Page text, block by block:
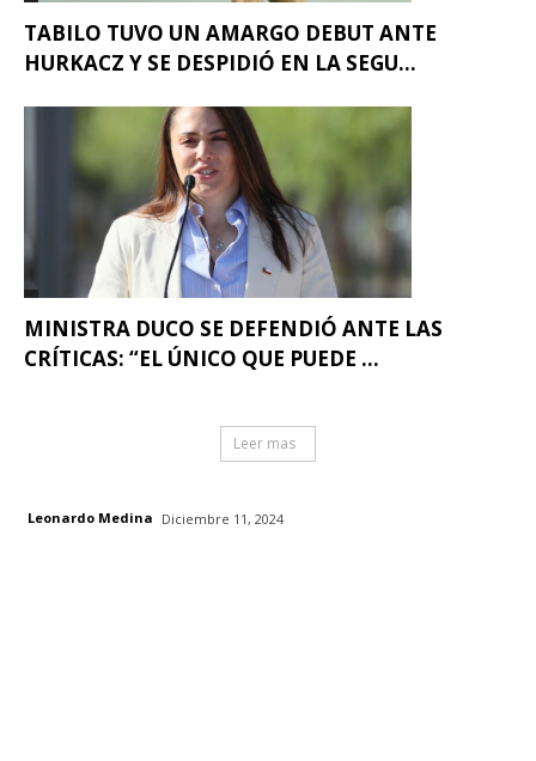
TABILO TUVO UN AMARGO DEBUT ANTE
HURKACZ Y SE DESPIDIÓ EN LA SEGU...
MINISTRA DUCO SE DEFENDIÓ ANTE LAS
CRÍTICAS: “EL ÚNICO QUE PUEDE ...
Leer mas
Leonardo Medina Diciembre 11, 2024